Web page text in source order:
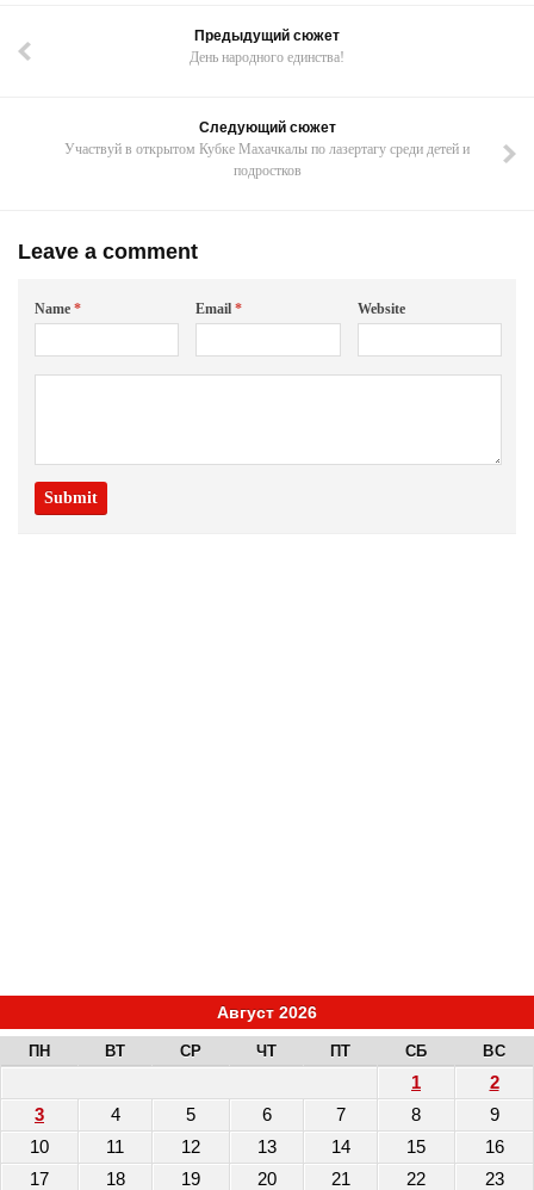
Предыдущий сюжет
День народного единства!
Следующий сюжет
Участвуй в открытом Кубке Махачкалы по лазертагу среди детей и
подростков
Leave a comment
Name * Email* Website
Август 2026
ПН ВТ СР ЧТ ПТ СБ ВС
1
2
3
4 5 6 7 8
9
10
11 12 13 14 15
16
17
18 19 20 21 22
23